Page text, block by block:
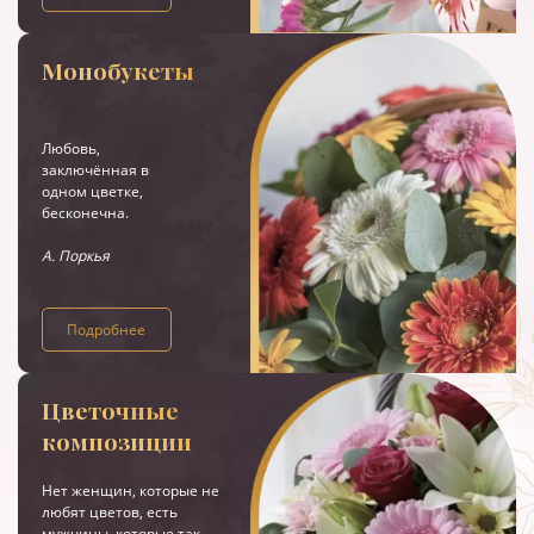
Монобукеты
Любовь,
заключённая в
одном цветке,
бесконечна.
А. Поркья
Подробнее
Цветочные
композиции
Нет женщин, которые не
любят цветов, есть